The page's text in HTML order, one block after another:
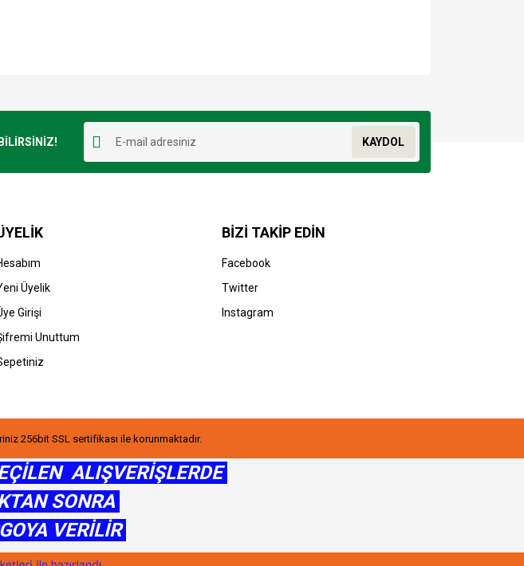
KAYDOL
Üyelik
Girişi
Unuttum
BİZİ TAKİP EDİN
Facebook
Twitter
Instagram
256bit SSL sertifikası ile korunmaktadır.
ALIŞVERİŞLERDE
SONRA
VERİLİR